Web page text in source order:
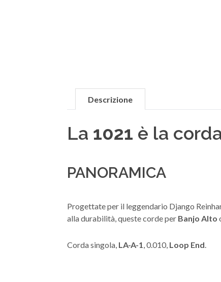
Descrizione
La 1021 è la
PANORAMICA
Progettate per il leggendario Django
alla durabilità, queste corde per Banjo Alto
Corda singola, LA-A-1, 0.010, Loop End.